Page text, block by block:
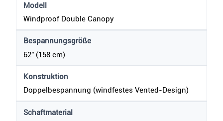
Modell
Windproof Double Canopy
Bespannungsgröße
62" (158 cm)
Konstruktion
Doppelbespannung (windfestes Vented-Design)
Schaftmaterial